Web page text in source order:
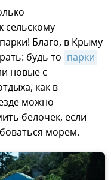
сельскому
Благо, в Крыму
будь то парки
новые с
как в
можно
белочек, если
морем.